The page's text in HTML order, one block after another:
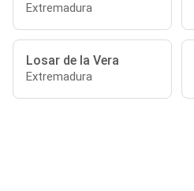
Extremadura
Losar de la Vera
Extremadura